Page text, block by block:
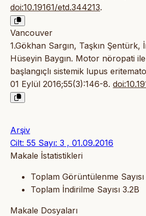
doi:10.19161/etd.344213.
Vancouver
1.Gökhan Sargın, Taşkın Şentürk,
Hüseyin Baygın. Motor nöropati
başlangıçlı sistemik lupus
01 Eylül 2016;55(3):146-8.
Arşiv
Cilt: 55 Sayı: 3 , 01.09.2016
Makale İstatistikleri
Toplam Görüntülenme Sayısı
Toplam İndirilme Sayısı 3.2B
Makale Dosyaları